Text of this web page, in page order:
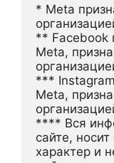
* Meta
** Facebook
Meta,
***
Meta,
**** Вся
сайте,
характер и